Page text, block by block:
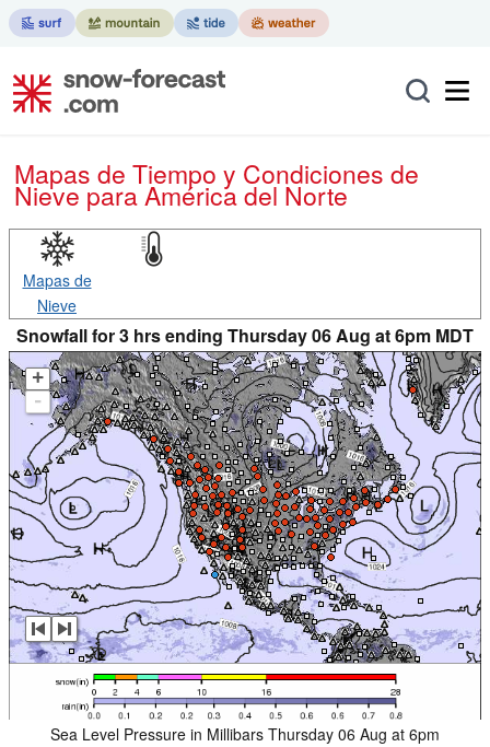
Mapas de Tiempo y Condiciones de
Nievepara América del Norte
Mapas de
Nieve
Snowfall for 3 hrs ending Thursday 06 Aug at 6pm MDT
+
-
Sea Level Pressure in Millibars Thursday 06 Aug at 6pm